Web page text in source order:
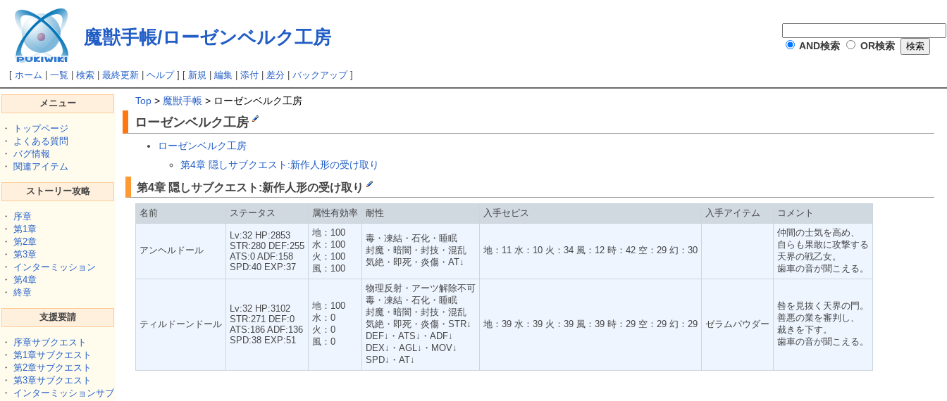
魔獣手帳/ローゼンベルク工房 AND検索 OR検索
[ホーム |一覧 |検索 |最終更新 |ヘルプ] [ 新規 |編集 |添付 |差分 |バックアップ]
メニュー
・
トップページ
・
よくある質問
・ バグ情報
・ 関連アイテム
ストーリー攻略
・ 序章
・ 第1章
・ 第2章
・ 第3章
・ インターミッション
・ 第4章
・ 終章
支援要請
・ 序章サブクエスト
・ 第1章サブクエスト
・ 第2章サブクエスト
・ 第3章サブクエスト
・ インターミッションサブ
Top > 魔獣手帳 > ローゼンベルク工房
ローゼンベルク工房
ローゼンベルク工房
第4章 隠しサブクエスト:新作人形の受け取り
第4章 隠しサブクエスト:新作人形の受け取り
名前 ステータス 属性有効率 耐性 入手セピス 入手アイテム コメント
アンヘルドール
Lv:32 HP:2853
STR:280 DEF:255
ATS:0 ADF:158
SPD:40 EXP:37
地：100
水：100
火：100
風：100
毒・凍結・石化・睡眠
封魔・暗闇・封技・混乱
気絶・即死・炎傷・AT↓
地：11 水：10 火：34 風：12 時：42 空：29 幻：30
仲間の士気を高め、
自らも果敢に攻撃する
天界の戦乙女。
歯車の音が聞こえる。
ティルドーンドール
Lv:32 HP:3102
STR:271 DEF:0
ATS:186 ADF:136
SPD:38 EXP:51
地：100
水：0
火：0
風：0
物理反射・アーツ解除不可
毒・凍結・石化・睡眠
封魔・暗闇・封技・混乱
気絶・即死・炎傷・STR↓
DEF↓・ATS↓・ADF↓
DEX↓・AGL↓・MOV↓
SPD↓・AT↓
地：39 水：39 火：39 風：39 時：29 空：29 幻：29 ゼラムパウダー
咎を見抜く天界の門。
善悪の業を審判し、
裁きを下す。
歯車の音が聞こえる。